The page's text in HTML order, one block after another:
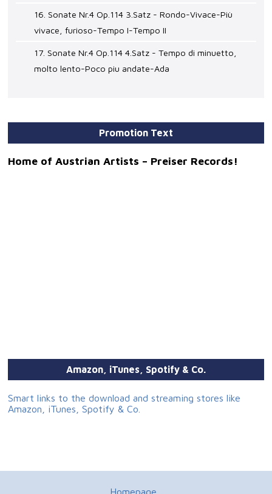
16. Sonate Nr.4 Op.114 3.Satz - Rondo-Vivace-Più
vivace, furioso-Tempo I-Tempo II
17. Sonate Nr.4 Op.114 4.Satz - Tempo di minuetto,
molto lento-Poco piu andate-Ada
Promotion Text
Home of Austrian Artists – Preiser Records!
Amazon, iTunes, Spotify & Co.
Smart links to the download and streaming stores like
Amazon, iTunes, Spotify & Co.